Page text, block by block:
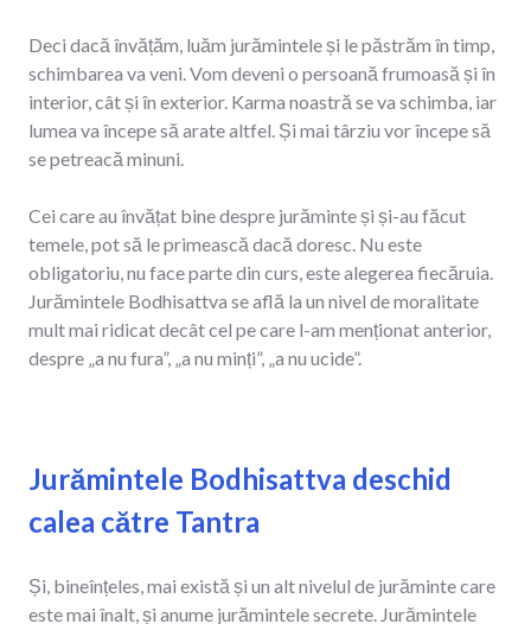
Deci dacă învățăm, luăm jurămintele și le păstrăm în timp,
schimbarea va veni. Vom deveni o persoană frumoasă și în
interior, cât și în exterior. Karma noastră se va schimba, iar
lumea va începe să arate altfel. Și mai târziu vor începe să
se petreacă minuni.
Cei care au învățat bine despre jurăminte și și-au făcut
temele, pot să le primească dacă doresc. Nu este
obligatoriu, nu face parte din curs, este alegerea fiecăruia.
Jurămintele Bodhisattva se află la un nivel de moralitate
mult mai ridicat decât cel pe care l-am menționat anterior,
despre „a nu fura”, „a nu minți”, „a nu ucide”.
Jurămintele Bodhisattva deschid
calea către Tantra
Și, bineînțeles, mai există și un alt nivelul de jurăminte care
este mai înalt, și anume jurămintele secrete. Jurămintele